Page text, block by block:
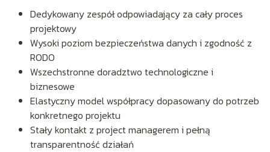
Dedykowany zespół odpowiadający za cały proces
projektowy
Wysoki poziom bezpieczeństwa danych i zgodność z
RODO
Wszechstronne doradztwo technologiczne i
biznesowe
Elastyczny model współpracy dopasowany do potrzeb
konkretnego projektu
Stały kontakt z project managerem i pełną
transparentność działań